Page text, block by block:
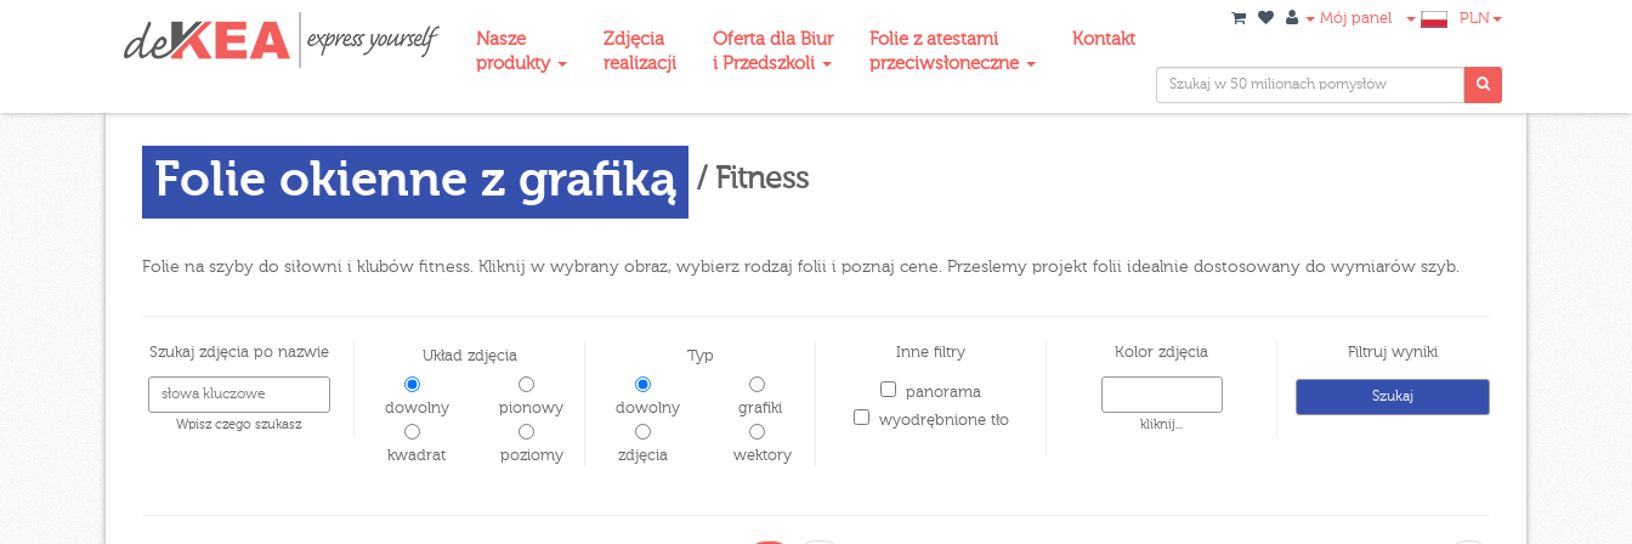
Nasze
produkty
Zdjęcia
realizacji
Oferta dla Biur
i Przedszkoli
Folie z atestami
przeciwsłoneczne
Kontakt
Mój panel PLN
Folie okienne z grafiką / Fitness
Folie na szyby do siłowni i klubów fitness. Kliknij w wybrany obraz, wybierz rodzaj folii i poznaj cene. Przeslemy projekt folii idealnie dostosowany do wymiarów szyb.
Szukaj zdjęcia po nazwie
Wpisz czego szukasz
Układ zdjęcia
dowolny
kwadrat
pionowy
poziomy
Typ
dowolny
zdjęcia
grafiki
wektory
Inne filtry
panorama
wyodrębnione tło
Kolor zdjęcia
kliknij...
Filtruj wyniki